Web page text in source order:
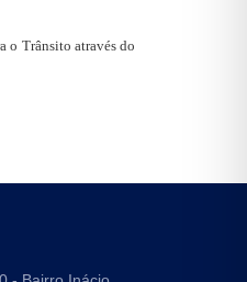
o Trânsito através do